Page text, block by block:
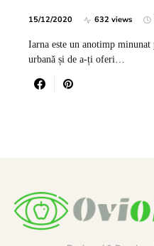
15/12/2020 632 views
Iarna este un anotimp
urbană și de a-ți oferi…